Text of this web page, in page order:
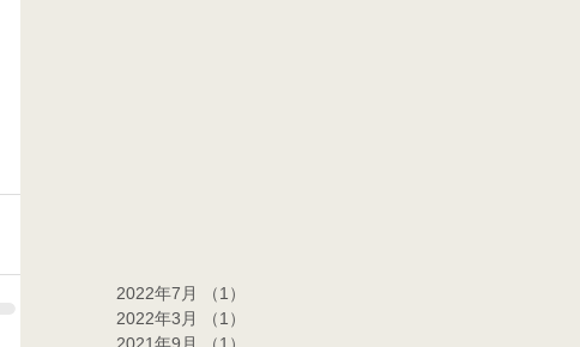
2022年7月 （1）
2022年3月
（1）